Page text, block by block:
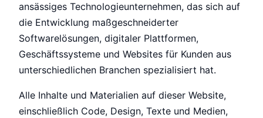
ansässiges Technologieunternehmen, das sich auf
die Entwicklung maßgeschneiderter
Softwarelösungen, digitaler Plattformen,
Geschäftssysteme und Websites für Kunden aus
unterschiedlichen Branchen spezialisiert hat.
Alle Inhalte und Materialien auf dieser Website,
einschließlich Code, Design, Texte und Medien,